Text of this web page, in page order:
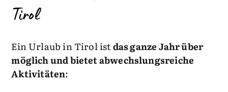
Tirol
Ein Urlaub in Tirol istdas ganze Jahr über
möglich und bietet abwechslungsreiche
Aktivitäten: